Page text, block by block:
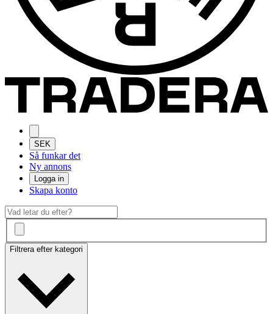
SEK
Så funkar det
Ny annons
Logga in
Skapa konto
Filtrera efter kategori